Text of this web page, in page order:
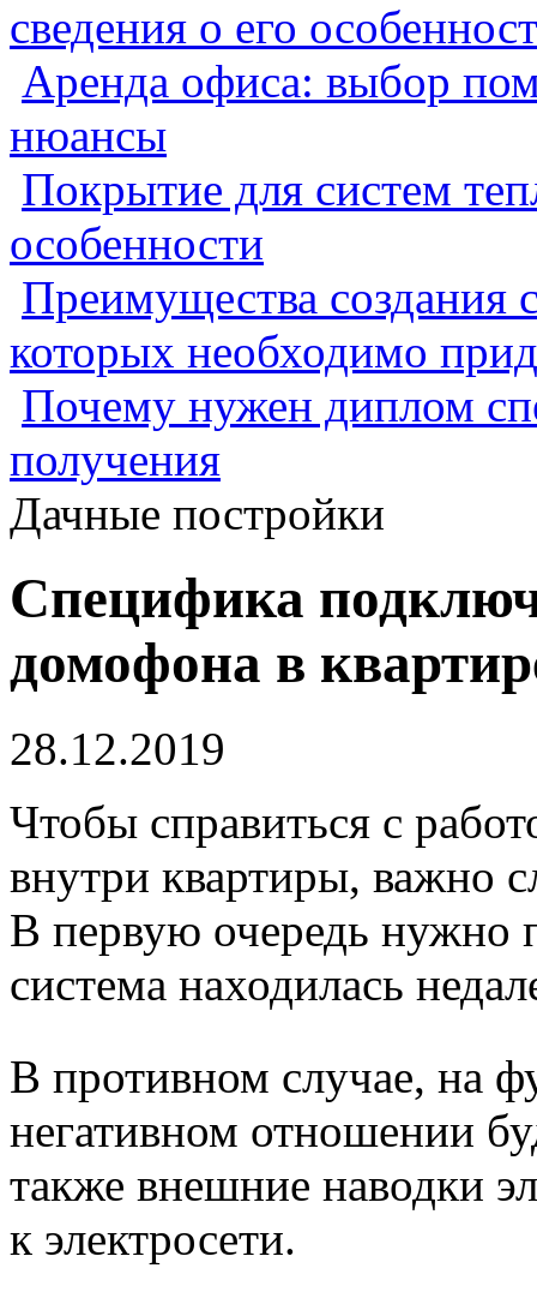
сведения о его
Аренда офиса: выбор
нюансы
Покрытие для систем
особенности
Преимущества создания
которых необходимо
Почему нужен диплом
получения
Дачные постройки
Специфика
домофона в
28.12.2019
Чтобы справиться с
внутри квартиры, важно
В первую очередь нужно
система находилась
В противном случае, на
негативном отношении
также внешние наводки
к электросети.